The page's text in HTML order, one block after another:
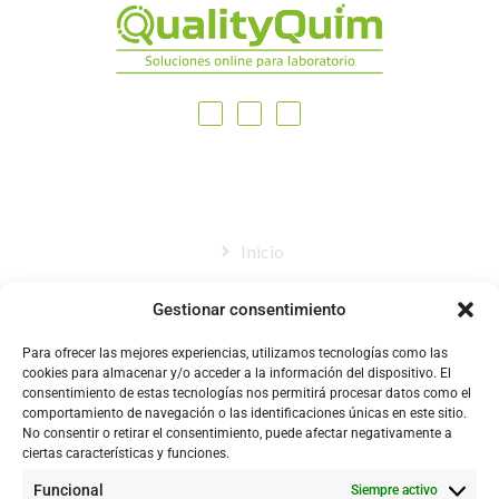
Gestionar consentimiento
Para ofrecer las mejores experiencias, utilizamos tecnologías como las
cookies para almacenar y/o acceder a la información del dispositivo. El
consentimiento de estas tecnologías nos permitirá procesar datos como el
comportamiento de navegación o las identificaciones únicas en este sitio.
No consentir o retirar el consentimiento, puede afectar negativamente a
ciertas características y funciones.
Funcional Siempre activo
Inicio
Catálogo
Blog
Contacto